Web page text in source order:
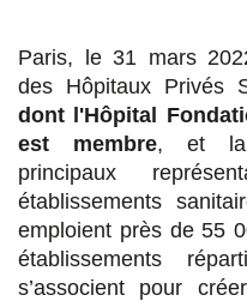
c
e
b
o
o
k
i
t
t
e
r
n
k
e
d
i
n
Paris, le 31 mars
des Hôpitaux Privés
dont l'Hôpital
est membre, et la
principaux
établissements
emploient près de 55
établissements
s’associent pour